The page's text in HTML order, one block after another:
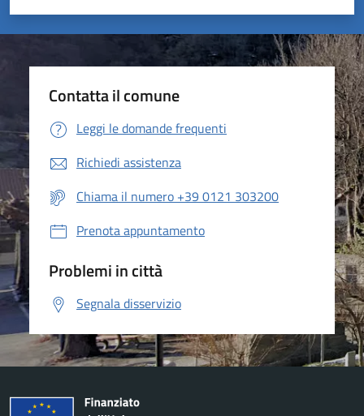
Valuta 5 stelle su 5
Valuta 4 stelle su 5
Valuta 3 stelle su 5
Valuta 2 stelle su 5
Valuta 1 stelle su 5
Contatta il comune
Leggi le domande frequenti
Richiedi assistenza
Chiama il numero +39 0121 303200
Prenota appuntamento
Problemi in città
Segnala disservizio